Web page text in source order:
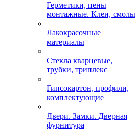
Герметики, пены
монтажные. Клеи, смолы
Лакокрасочные
материалы
Стекла кварцевые,
трубки, триплекс
Гипсокартон, профили,
комплектующие
Двери. Замки. Дверная
фурнитура